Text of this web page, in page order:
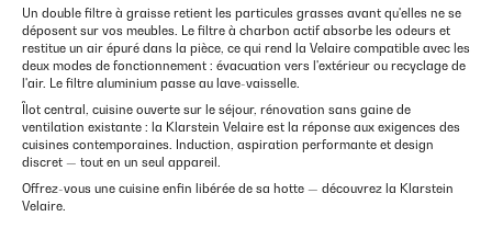
Un double filtre à graisse retient les particules grasses avant qu'elles ne se
déposent sur vos meubles. Le filtre à charbon actif absorbe les odeurs et
restitue un air épuré dans la pièce, ce qui rend la Velaire compatible avec les
deux modes de fonctionnement : évacuation vers l'extérieur ou recyclage de
l'air. Le filtre aluminium passe au lave-vaisselle.
Îlot central, cuisine ouverte sur le séjour, rénovation sans gaine de
ventilation existante : la Klarstein Velaire est la réponse aux exigences des
cuisines contemporaines. Induction, aspiration performante et design
discret — tout en un seul appareil.
Offrez-vous une cuisine enfin libérée de sa hotte — découvrez la Klarstein
Velaire.